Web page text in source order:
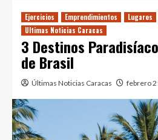
Ejercicios Emprendimientos Lugares
Ultimas Noticias Caracas
3 Destinos
de Brasil
Últimas Noticias Caracas febrero